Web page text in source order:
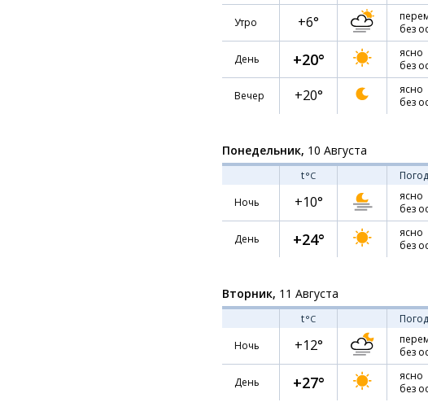
Утро +6°
без
День +20°
ясно
без
Вечер +20°
ясно
без
Понедельник, 10 Августа
t°C
Ночь
+10°
ясно
без
День +24°
ясно
без
Вторник, 11 Августа
t°C
Ночь
+12°
без
День +27°
ясно
без